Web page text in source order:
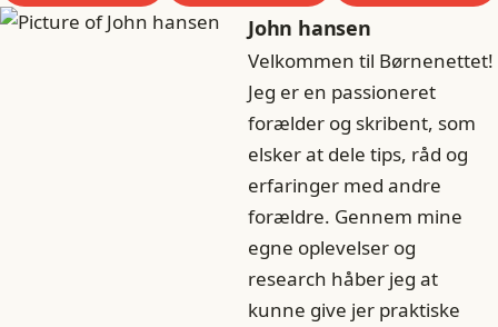
John hansen
Velkommen til Børnenettet!
Jeg er en passioneret
forælder og skribent, som
elsker at dele tips, råd og
erfaringer med andre
forældre. Gennem mine
egne oplevelser og
research håber jeg at
kunne give jer praktiske